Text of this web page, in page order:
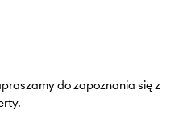
do zapoznania się z